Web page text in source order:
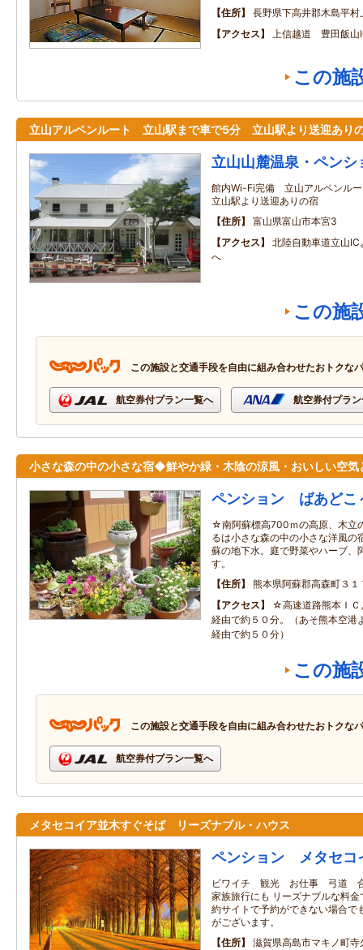
住所
長野県下高井郡木島平
アクセス
上信越道 豊田飯山
この施
立山アルペンルート 立山駅まで車で5分 立山駅より送迎あり
立山山麓温泉・ペンシ
館内Wi-Fi完備 立山アルペンル
立山駅より送迎ありの宿
住所
富山県富山市本宮3
アクセス
北陸自動車道立山
へ
この施
この施設と交通手段を自由に組み合わせたおトクな
航空券付プラン一覧へ 航空券付プラ
小さな森の中の小さな宿◆鮮やか緑・木陰の涼風・おいしい空気
ペンション ばあどこ
☆南阿蘇標高700ｍの高原、木立
るは小さな森の中の小さな洋風の
蘇の地下水。庭で野菜やハーブ、
す。
住所
熊本県阿蘇郡高森町３１
アクセス
☆高速道路熊本ＩＣ
経由で約５０分。（あそ熊本空港
経由で約５０分）
この施
この施設と交通手段を自由に組み合わせたおトクな
航空券付プラン一覧へ
メタセコイア並木すぐそば リーズナブル・ハウス
ペンション メタセコ
ビワイチ 観光 お仕事 弓道
家族旅行にも リーズナブルな料
約サイトで予約ができない場合で
がございます。
住所
滋賀県高島市マキノ町